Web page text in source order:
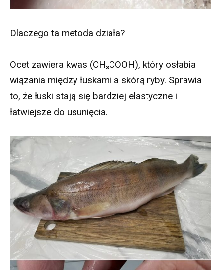
Dlaczego ta metoda działa?
Ocet zawiera kwas (CH₃COOH), który osłabia
wiązania między łuskami a skórą ryby. Sprawia
to, że łuski stają się bardziej elastyczne i
łatwiejsze do usunięcia.